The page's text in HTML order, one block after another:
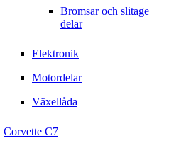
Bromsar och slitage
delar
Elektronik
Motordelar
Växellåda
Corvette C7